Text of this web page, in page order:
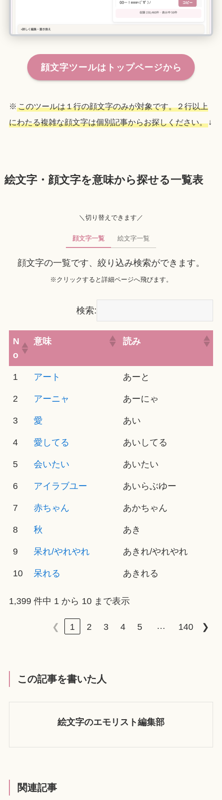
顔文字ツールはトップページから
※ このツールは１行の顔文字のみが対象です。２行以上
にわたる複雑な顔文字は個別記事からお探しください。↓
絵文字・顔文字を意味から探せる一覧表
＼切り替えできます／
顔文字一覧 絵文字一覧
顔文字の一覧です、絞り込み検索ができます。
※クリックすると詳細ページへ飛びます。
検索:
N
o
意味 読み
1 アート あーと
2 アーニャ あーにゃ
3 愛 あい
4 愛してる あいしてる
5 会いたい あいたい
6 アイラブユー あいらぶゆー
7 赤ちゃん あかちゃん
8 秋 あき
9 呆れ/やれやれ あきれ/やれやれ
10 呆れる あきれる
1,399 件中 1 から 10 まで表示
❮ 1 2 3 4 5 … 140 ❯
この記事を書いた人
絵文字のエモリスト編集部
関連記事